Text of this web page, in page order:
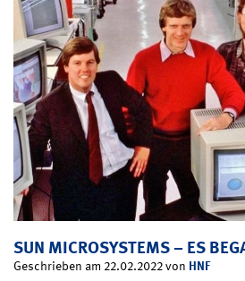
SUN MICROSYSTEMS – ES
Geschrieben am 22.02.2022 von HNF